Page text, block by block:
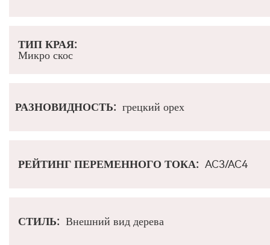
ТИП КРАЯ:
Микро скос
РАЗНОВИДНОСТЬ: грецкий орех
РЕЙТИНГ ПЕРЕМЕННОГО ТОКА: AC3/AC4
СТИЛЬ: Внешний вид дерева